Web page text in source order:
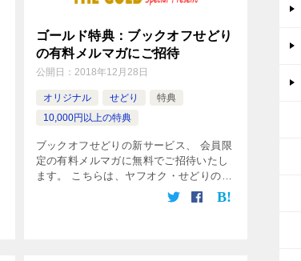
ゴールド特典：ブックオフせどり
の有料メルマガにご招待
公開日： 2018年12月28日
オリジナル せどり
特典
10,000円以上の特典
ブックオフせどりの新サービス、 会員限
定の有料メルマガに無料でご招待いたし
ます。 こちらは、ヤフオク・せどりの仕
入れに特化した、 ノウハウ情報メールマ
ガジンです。 まぐまぐよりの発行です。